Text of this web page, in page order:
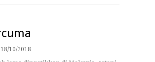
18/10/2018